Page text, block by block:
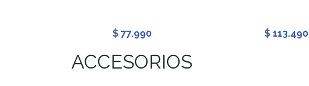
$ 77.990 $ 113.490
ACCESORIOS